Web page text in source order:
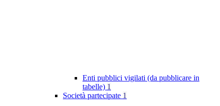
Enti pubblici vigilati (da pubblicare in
tabelle) 1
Società partecipate 1